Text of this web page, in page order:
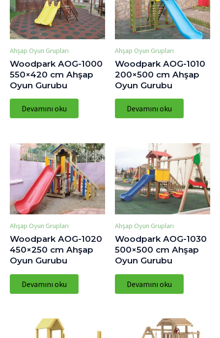
Ahşap Oyun Grupları
Woodpark AOG-1000
550×420 cm Ahşap
Oyun Gurubu
Devamını oku
Ahşap Oyun Grupları
Woodpark AOG-1010
200×500 cm Ahşap
Oyun Gurubu
Devamını oku
Ahşap Oyun Grupları
Woodpark AOG-1020
450×250 cm Ahşap
Oyun Gurubu
Devamını oku
Ahşap Oyun Grupları
Woodpark AOG-1030
500×500 cm Ahşap
Oyun Gurubu
Devamını oku